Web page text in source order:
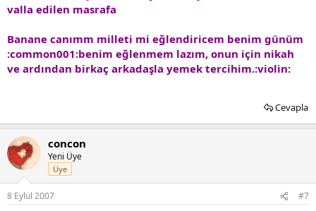
valla edilen masrafa
Banane canımm milleti mi eğlendiricem benim günüm
:common001:benim eğlenmem lazım, onun için nikah
ve ardından birkaç arkadaşla yemek tercihim.:violin:
Cevapla
concon
Yeni Üye
Üye
8 Eylül 2007 #7